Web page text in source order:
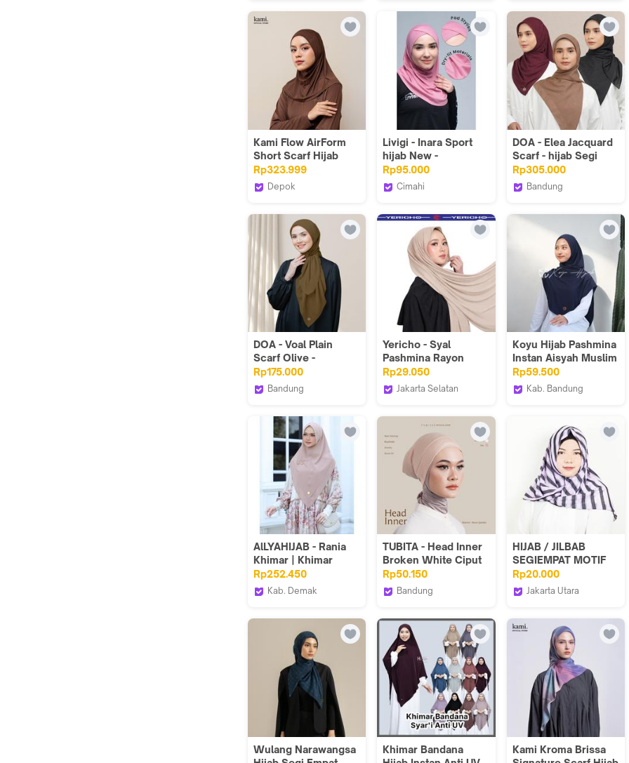
Lembut Navy
Kami Flow AirForm
Short Scarf Hijab
Sport Wanita
Rp323.999
Depok
Livigi - Inara Sport
hijab New -
Kerudung Olahraga
Rp95.000
Cimahi
DOA - Elea Jacquard
Scarf - hijab Segi
Empat
Rp305.000
Bandung
DOA - Voal Plain
Scarf Olive -
Kerudung Segi
Empat Waniita
Rp175.000
Bandung
Yericho - Syal
Pashmina Rayon
Tencel
Rp29.050
Jakarta Selatan
Koyu Hijab Pashmina
Instan Aisyah Muslim
Kerudung
Rp59.500
Kab. Bandung
AlLYAHIJAB - Rania
Khimar | Khimar
Instan Baby Doll
Rp252.450
Kab. Demak
TUBITA - Head Inner
Broken White Ciput
Hijab Wanita
Rp50.150
Bandung
HIJAB / JILBAB
SEGIEMPAT MOTIF
SALUR - Ungu -
81520
Rp20.000
Jakarta Utara
Wulang Narawangsa
Khimar Bandana
Kami Kroma Brissa